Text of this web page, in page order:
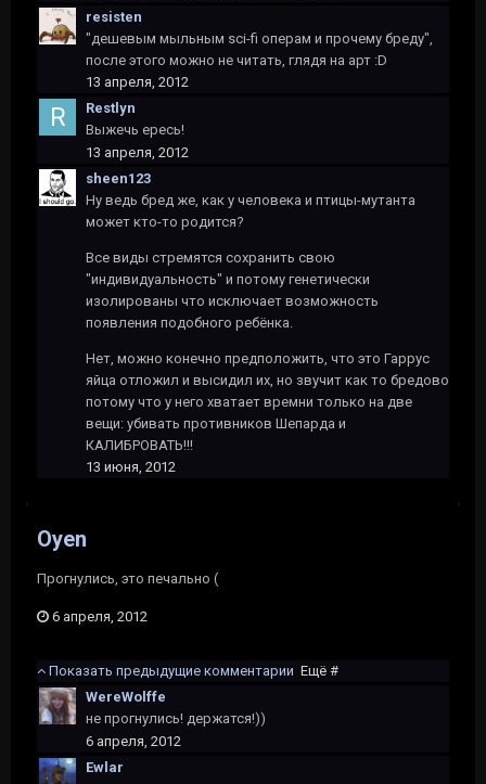
resisten
"дешевым мыльным sci-fi операм и прочему бреду",
после этого можно не читать, глядя на арт :D
13 апреля, 2012
Restlyn
Выжечь ересь!
13 апреля, 2012
sheen123
Ну ведь бред же, как у человека и птицы-мутанта
может кто-то родится?
Все виды стремятся сохранить свою
"индивидуальность" и потому генетически
изолированы что исключает возможность
появления подобного ребёнка.
Нет, можно конечно предположить, что это Гаррус
яйца отложил и высидил их, но звучит как то бредово
потому что у него хватает времни только на две
вещи: убивать противников Шепарда и
КАЛИБРОВАТЬ!!!
13 июня, 2012
Oyen
Прогнулись, это печально (
6 апреля, 2012
Показать предыдущие комментарии Ещё #
WereWolffe
не прогнулись! держатся!))
6 апреля, 2012
Ewlar